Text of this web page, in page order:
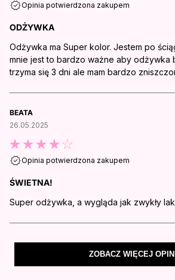
Opinia potwierdzona zakupem
ODŻYWKA
Odżywka ma Super kolor. Jestem po
mnie jest to bardzo ważne aby odżywka
trzyma się 3 dni ale mam bardzo
BEATA
26.05.2025
Opinia potwierdzona zakupem
ŚWIETNA!
Super odżywka, a wygląda jak zwykły
ZOBACZ WIĘCEJ OPINII